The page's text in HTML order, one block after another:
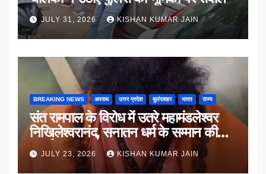
JULY 31, 2026 KISHAN KUMAR JAIN
BREAKING NEWS अपराध उत्तर प्रदेश बुलंदशहर भारत राज्य
संत रामपाल के विरोध में उतरे महामंडलेश्वर
निखिलेश्वरानंद, सनातन धर्म के सम्मान की
उठाई मांग
JULY 23, 2026 KISHAN KUMAR JAIN